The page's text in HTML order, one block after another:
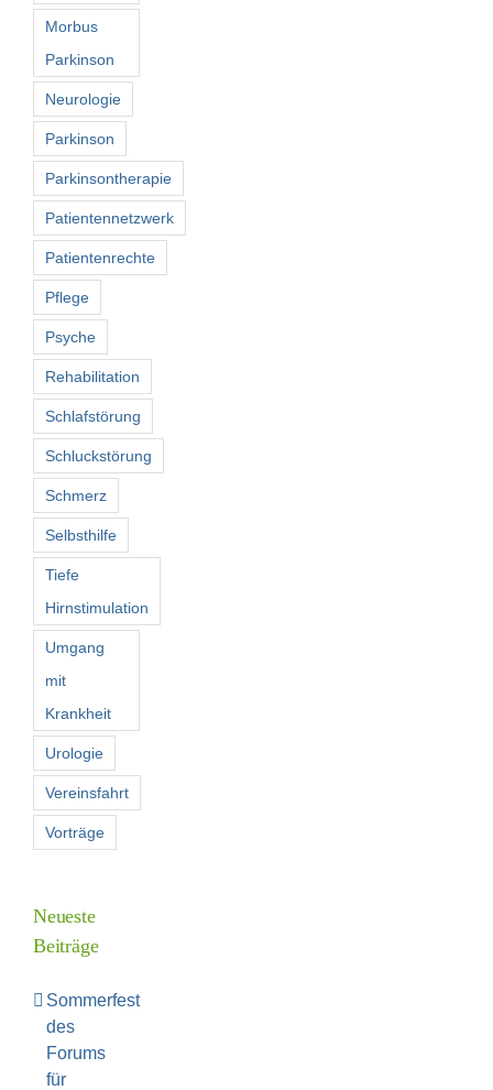
Morbus
Parkinson
Neurologie
Parkinson
Parkinsontherapie
Patientennetzwerk
Patientenrechte
Pflege
Psyche
Rehabilitation
Schlafstörung
Schluckstörung
Schmerz
Selbsthilfe
Tiefe
Hirnstimulation
Umgang
mit
Krankheit
Urologie
Vereinsfahrt
Vorträge
Neueste
Beiträge
Sommerfest
des
Forums
für